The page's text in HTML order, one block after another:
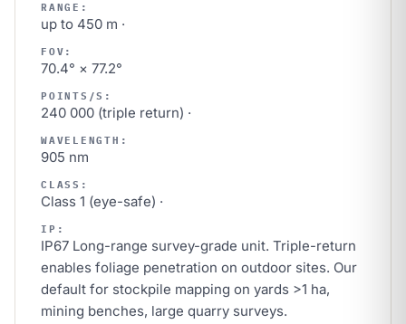
RANGE:
up to 450 m ·
FOV:
70.4° × 77.2°
POINTS/S:
240 000 (triple return) ·
WAVELENGTH:
905 nm
CLASS:
Class 1 (eye-safe) ·
IP:
IP67 Long-range survey-grade unit. Triple-return
enables foliage penetration on outdoor sites. Our
default for stockpile mapping on yards >1 ha,
mining benches, large quarry surveys.